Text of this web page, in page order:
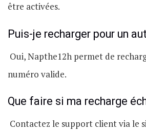
être activées.
Puis-je recharger pour un
Oui, Napthe12h permet de
numéro valide.
Que faire si ma recharge
Contactez le support client via le